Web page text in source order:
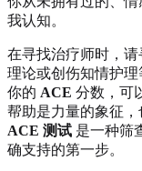
我认知。
在寻找治疗师时，
理论或创伤知情护
你的 ACE 分数，可
帮助是力量的象征
ACE 测试 是一种筛
确支持的第一步。